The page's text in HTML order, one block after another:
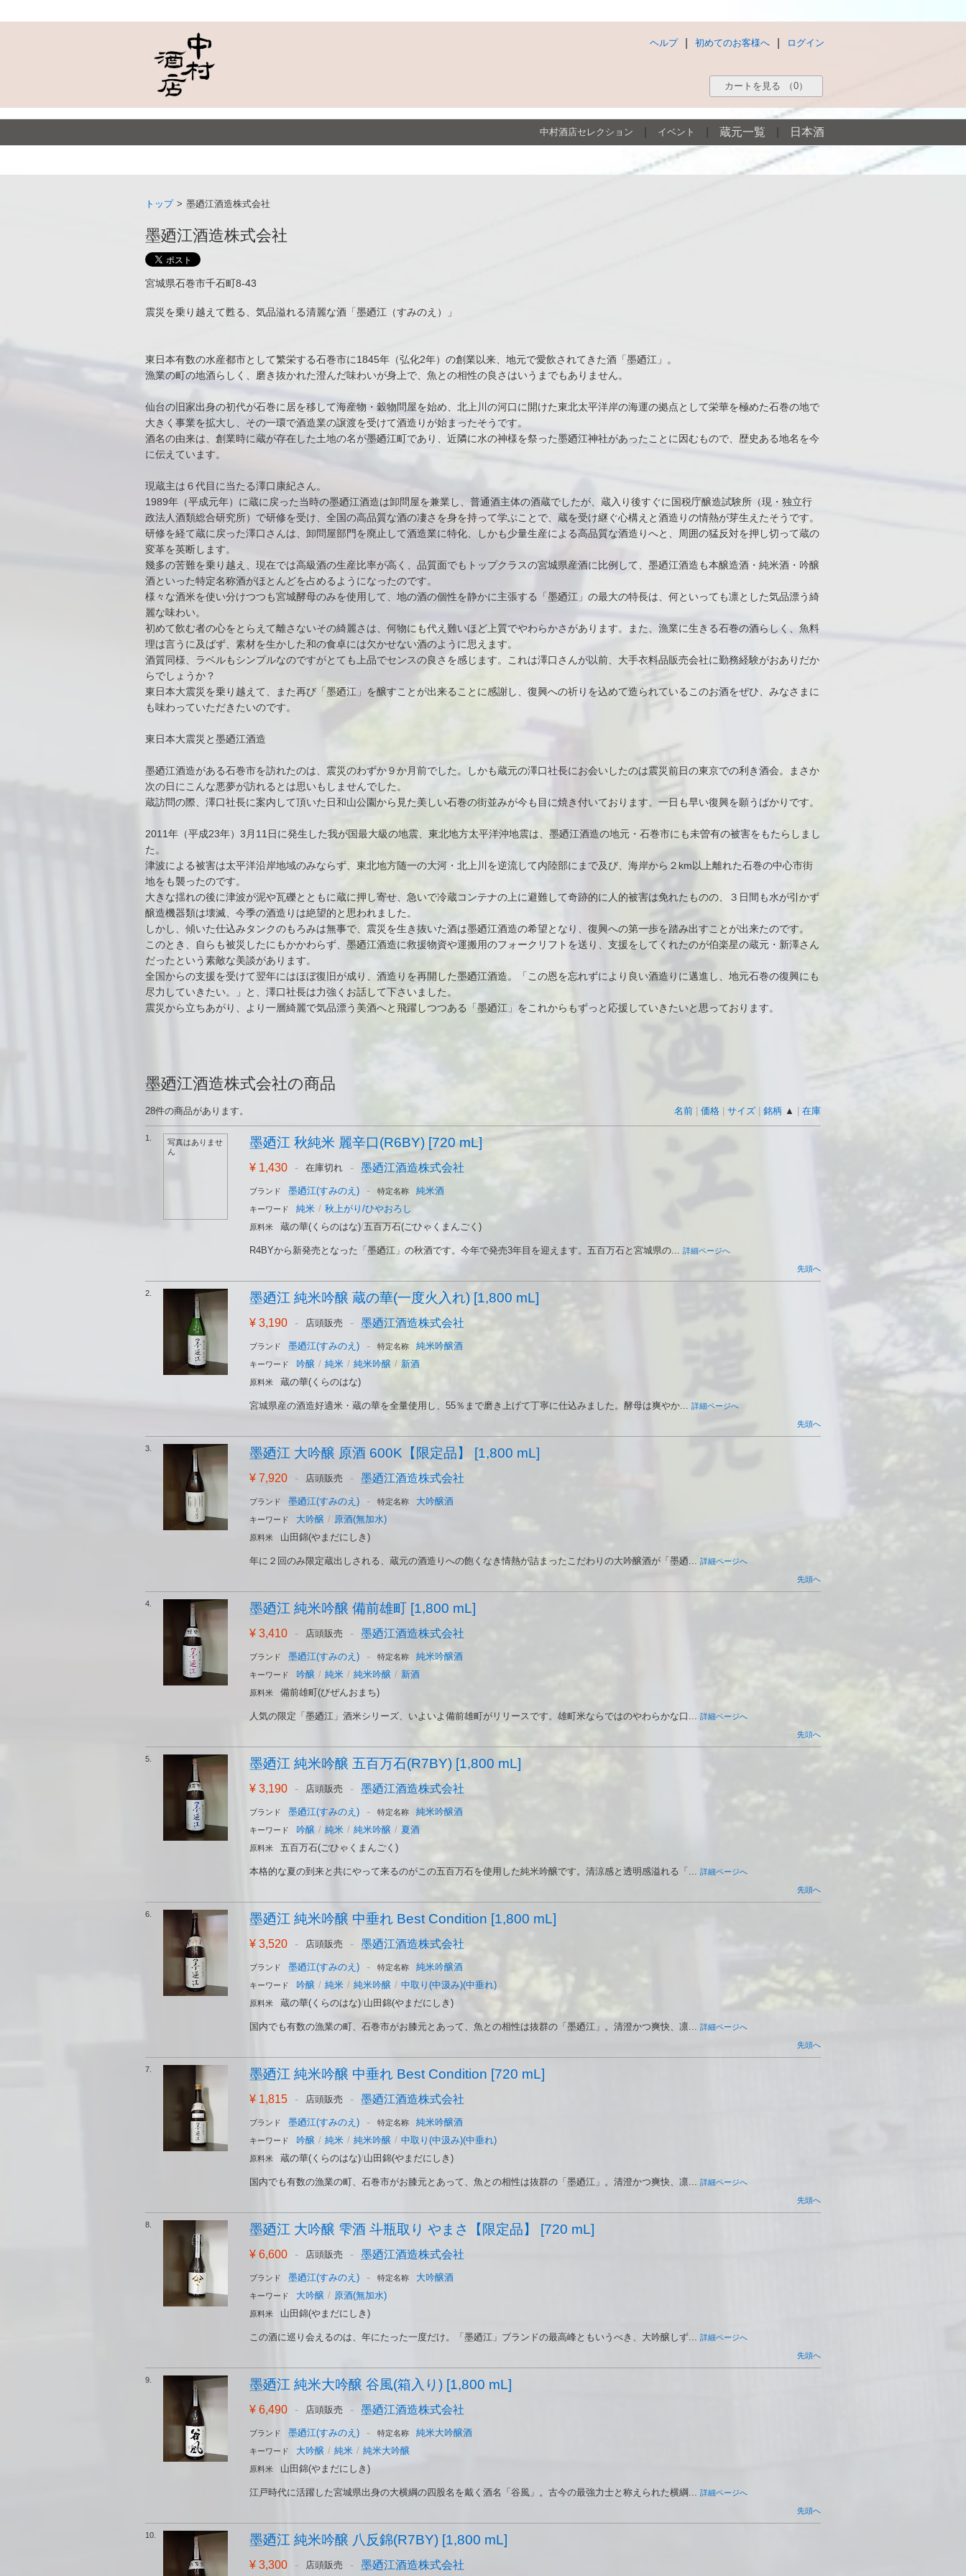
ログイン
初めてのお客様へ
ヘルプ
カートを見る （0）
中村酒店セレクション イベント 蔵元一覧 日本酒
トップ > 墨廼江酒造株式会社
墨廼江酒造株式会社
宮城県石巻市千石町8-43
震災を乗り越えて甦る、気品溢れる清麗な酒「墨廼江（すみのえ）」
東日本有数の水産都市として繁栄する石巻市に1845年（弘化2年）の創業以来、地元で愛飲されてきた酒「墨廼江」。
漁業の町の地酒らしく、磨き抜かれた澄んだ味わいが身上で、魚との相性の良さはいうまでもありません。
仙台の旧家出身の初代が石巻に居を移して海産物・穀物問屋を始め、北上川の河口に開けた東北太平洋岸の海運の拠点として栄華を極めた石巻の地で
大きく事業を拡大し、その一環で酒造業の譲渡を受けて酒造りが始まったそうです。
酒名の由来は、創業時に蔵が存在した土地の名が墨廼江町であり、近隣に水の神様を祭った墨廼江神社があったことに因むもので、歴史ある地名を今
に伝えています。
現蔵主は６代目に当たる澤口康紀さん。
1989年（平成元年）に蔵に戻った当時の墨廼江酒造は卸問屋を兼業し、普通酒主体の酒蔵でしたが、蔵入り後すぐに国税庁醸造試験所（現・独立行
政法人酒類総合研究所）で研修を受け、全国の高品質な酒の凄さを身を持って学ぶことで、蔵を受け継ぐ心構えと酒造りの情熱が芽生えたそうです。
研修を経て蔵に戻った澤口さんは、卸問屋部門を廃止して酒造業に特化、しかも少量生産による高品質な酒造りへと、周囲の猛反対を押し切って蔵の
変革を英断します。
幾多の苦難を乗り越え、現在では高級酒の生産比率が高く、品質面でもトップクラスの宮城県産酒に比例して、墨廼江酒造も本醸造酒・純米酒・吟醸
酒といった特定名称酒がほとんどを占めるようになったのです。
様々な酒米を使い分けつつも宮城酵母のみを使用して、地の酒の個性を静かに主張する「墨廼江」の最大の特長は、何といっても凛とした気品漂う綺
麗な味わい。
初めて飲む者の心をとらえて離さないその綺麗さは、何物にも代え難いほど上質でやわらかさがあります。また、漁業に生きる石巻の酒らしく、魚料
理は言うに及ばず、素材を生かした和の食卓には欠かせない酒のように思えます。
酒質同様、ラベルもシンプルなのですがとても上品でセンスの良さを感じます。これは澤口さんが以前、大手衣料品販売会社に勤務経験がおありだか
らでしょうか？
東日本大震災を乗り越えて、また再び「墨廼江」を醸すことが出来ることに感謝し、復興への祈りを込めて造られているこのお酒をぜひ、みなさまに
も味わっていただきたいのです。
東日本大震災と墨廼江酒造
墨廼江酒造がある石巻市を訪れたのは、震災のわずか９か月前でした。しかも蔵元の澤口社長にお会いしたのは震災前日の東京での利き酒会。まさか
次の日にこんな悪夢が訪れるとは思いもしませんでした。
蔵訪問の際、澤口社長に案内して頂いた日和山公園から見た美しい石巻の街並みが今も目に焼き付いております。一日も早い復興を願うばかりです。
2011年（平成23年）3月11日に発生した我が国最大級の地震、東北地方太平洋沖地震は、墨廼江酒造の地元・石巻市にも未曽有の被害をもたらしまし
た。
津波による被害は太平洋沿岸地域のみならず、東北地方随一の大河・北上川を逆流して内陸部にまで及び、海岸から２km以上離れた石巻の中心市街
地をも襲ったのです。
大きな揺れの後に津波が泥や瓦礫とともに蔵に押し寄せ、急いで冷蔵コンテナの上に避難して奇跡的に人的被害は免れたものの、３日間も水が引かず
醸造機器類は壊滅、今季の酒造りは絶望的と思われました。
しかし、傾いた仕込みタンクのもろみは無事で、震災を生き抜いた酒は墨廼江酒造の希望となり、復興への第一歩を踏み出すことが出来たのです。
このとき、自らも被災したにもかかわらず、墨廼江酒造に救援物資や運搬用のフォークリフトを送り、支援をしてくれたのが伯楽星の蔵元・新澤さん
だったという素敵な美談があります。
全国からの支援を受けて翌年にはほぼ復旧が成り、酒造りを再開した墨廼江酒造。「この恩を忘れずにより良い酒造りに邁進し、地元石巻の復興にも
尽力していきたい。」と、澤口社長は力強くお話して下さいました。
震災から立ちあがり、より一層綺麗で気品漂う美酒へと飛躍しつつある「墨廼江」をこれからもずっと応援していきたいと思っております。
墨廼江酒造株式会社の商品
28件の商品があります。 名前 価格 サイズ 銘柄 ▲ 在庫
1.
写真はありませ
ん
墨廼江 秋純米 麗辛口(R6BY) [720 mL]
¥ 1,430 - 在庫切れ - 墨廼江酒造株式会社
ブランド 墨廼江(すみのえ) - 特定名称 純米酒
キーワード 純米 / 秋上がり/ひやおろし
原料米 蔵の華(くらのはな)/五百万石(ごひゃくまんごく)
R4BYから新発売となった「墨廼江」の秋酒です。今年で発売3年目を迎えます。五百万石と宮城県の... 詳細ページへ
先頭へ
2. 墨廼江 純米吟醸 蔵の華(一度火入れ) [1,800 mL]
¥ 3,190 - 店頭販売 - 墨廼江酒造株式会社
ブランド 墨廼江(すみのえ) - 特定名称 純米吟醸酒
キーワード 吟醸 / 純米 / 純米吟醸 / 新酒
原料米 蔵の華(くらのはな)
宮城県産の酒造好適米・蔵の華を全量使用し、55％まで磨き上げて丁寧に仕込みました。酵母は爽やか... 詳細ページへ
先頭へ
3. 墨廼江 大吟醸 原酒 600K【限定品】 [1,800 mL]
¥ 7,920 - 店頭販売 - 墨廼江酒造株式会社
ブランド 墨廼江(すみのえ) - 特定名称 大吟醸酒
キーワード 大吟醸 / 原酒(無加水)
原料米 山田錦(やまだにしき)
年に２回のみ限定蔵出しされる、蔵元の酒造りへの飽くなき情熱が詰まったこだわりの大吟醸酒が「墨廼... 詳細ページへ
先頭へ
4. 墨廼江 純米吟醸 備前雄町 [1,800 mL]
¥ 3,410 - 店頭販売 - 墨廼江酒造株式会社
ブランド 墨廼江(すみのえ) - 特定名称 純米吟醸酒
キーワード 吟醸 / 純米 / 純米吟醸 / 新酒
原料米 備前雄町(びぜんおまち)
人気の限定「墨廼江」酒米シリーズ、いよいよ備前雄町がリリースです。雄町米ならではのやわらかな口... 詳細ページへ
先頭へ
5. 墨廼江 純米吟醸 五百万石(R7BY) [1,800 mL]
¥ 3,190 - 店頭販売 - 墨廼江酒造株式会社
ブランド 墨廼江(すみのえ) - 特定名称 純米吟醸酒
キーワード 吟醸 / 純米 / 純米吟醸 / 夏酒
原料米 五百万石(ごひゃくまんごく)
本格的な夏の到来と共にやって来るのがこの五百万石を使用した純米吟醸です。清涼感と透明感溢れる「... 詳細ページへ
先頭へ
6. 墨廼江 純米吟醸 中垂れ Best Condition [1,800 mL]
¥ 3,520 - 店頭販売 - 墨廼江酒造株式会社
ブランド 墨廼江(すみのえ) - 特定名称 純米吟醸酒
キーワード 吟醸 / 純米 / 純米吟醸 / 中取り(中汲み)(中垂れ)
原料米 蔵の華(くらのはな)/山田錦(やまだにしき)
国内でも有数の漁業の町、石巻市がお膝元とあって、魚との相性は抜群の「墨廼江」。清澄かつ爽快、凛... 詳細ページへ
先頭へ
7. 墨廼江 純米吟醸 中垂れ Best Condition [720 mL]
¥ 1,815 - 店頭販売 - 墨廼江酒造株式会社
ブランド 墨廼江(すみのえ) - 特定名称 純米吟醸酒
キーワード 吟醸 / 純米 / 純米吟醸 / 中取り(中汲み)(中垂れ)
原料米 蔵の華(くらのはな)/山田錦(やまだにしき)
国内でも有数の漁業の町、石巻市がお膝元とあって、魚との相性は抜群の「墨廼江」。清澄かつ爽快、凛... 詳細ページへ
先頭へ
8. 墨廼江 大吟醸 雫酒 斗瓶取り やまさ【限定品】 [720 mL]
¥ 6,600 - 店頭販売 - 墨廼江酒造株式会社
ブランド 墨廼江(すみのえ) - 特定名称 大吟醸酒
キーワード 大吟醸 / 原酒(無加水)
原料米 山田錦(やまだにしき)
この酒に巡り会えるのは、年にたった一度だけ。「墨廼江」ブランドの最高峰ともいうべき、大吟醸しず... 詳細ページへ
先頭へ
9. 墨廼江 純米大吟醸 谷風(箱入り) [1,800 mL]
¥ 6,490 - 店頭販売 - 墨廼江酒造株式会社
ブランド 墨廼江(すみのえ) - 特定名称 純米大吟醸酒
キーワード 大吟醸 / 純米 / 純米大吟醸
原料米 山田錦(やまだにしき)
江戸時代に活躍した宮城県出身の大横綱の四股名を戴く酒名「谷風」。古今の最強力士と称えられた横綱... 詳細ページへ
先頭へ
10. 墨廼江 純米吟醸 八反錦(R7BY) [1,800 mL]
¥ 3,300 - 店頭販売 - 墨廼江酒造株式会社